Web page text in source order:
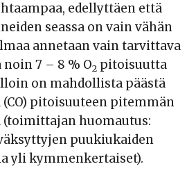
edellyttäen että
seassa on vain vähän
annetaan vain tarvittava
7 – 8 % O2 pitoisuutta
on mahdollista päästä
pitoisuuteen pitemmän
(toimittajan huomautus:
puukiukaiden
yli kymmenkertaiset).